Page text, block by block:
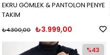
EKRU GÖMLEK & PANTOLON PENYE
TAKIM
₺3.999,00
₺4.300,00
%43